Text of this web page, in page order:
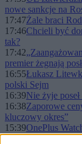
nowe sankcje na
17:47Żale braci
17:46Chcieli być
tak?
17:42
premier żegnają
16:55Łukasz
polski Sejm
16:39Nie żyje
16:38Zaporowe
kluczowy okres”
15:39OnePlus
15:33Zastępca